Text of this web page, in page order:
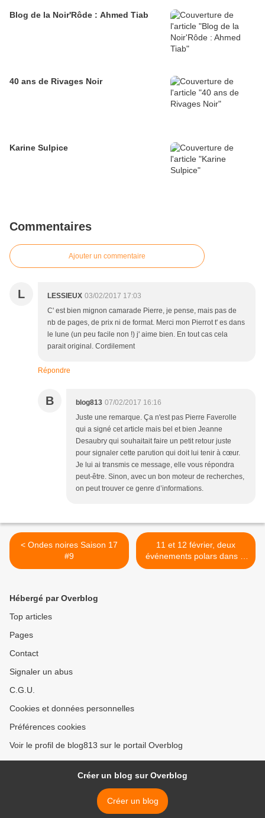
Blog de la Noir'Rôde : Ahmed Tiab
40 ans de Rivages Noir
Karine Sulpice
Commentaires
Ajouter un commentaire
L LESSIEUX 03/02/2017 17:03
C' est bien mignon camarade Pierre, je pense, mais pas de
nb de pages, de prix ni de format. Merci mon Pierrot t' es dans
le lune (un peu facile non !) j' aime bien. En tout cas cela
parait original. Cordilement
Répondre
B blog813 07/02/2017 16:16
Juste une remarque. Ça n'est pas Pierre Faverolle
qui a signé cet article mais bel et bien Jeanne
Desaubry qui souhaitait faire un petit retour juste
pour signaler cette parution qui doit lui tenir à cœur.
Je lui ai transmis ce message, elle vous répondra
peut-être. Sinon, avec un bon moteur de recherches,
on peut trouver ce genre d’informations.
< Ondes noires Saison 17
#9
11 et 12 février, deux
événements polars dans le
pas de Calais >
Hébergé par Overblog
Top articles
Pages
Contact
Signaler un abus
C.G.U.
Cookies et données personnelles
Préférences cookies
Voir le profil de blog813 sur le portail Overblog
Créer un blog sur Overblog
Créer un blog